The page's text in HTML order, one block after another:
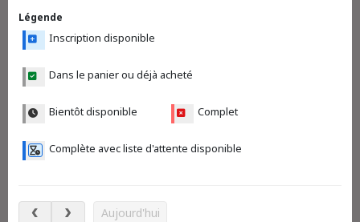
Légende
Inscription disponible
Dans le panier ou déjà acheté
Bientôt disponible Complet
Complète avec liste d'attente disponible
8 – 13 août 2026
Aujourd'hui